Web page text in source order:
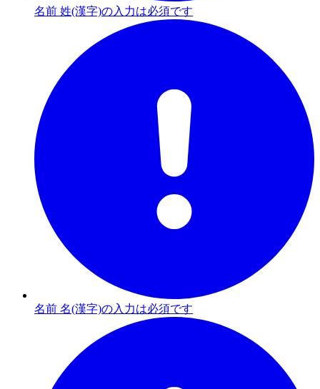
名前 姓(漢字)の入力は必須です
名前 名(漢字)の入力は必須です